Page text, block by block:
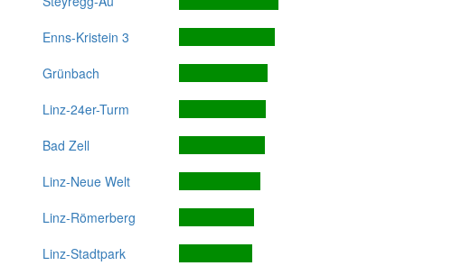
Enns-Kristein 3
Grünbach
Linz-24er-Turm
Bad Zell
Linz-Neue Welt
Linz-Römerberg
Linz-Stadtpark